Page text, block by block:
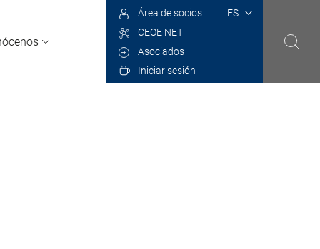
Select
Área de socios
CEOE NET
Asociados
Iniciar sesión